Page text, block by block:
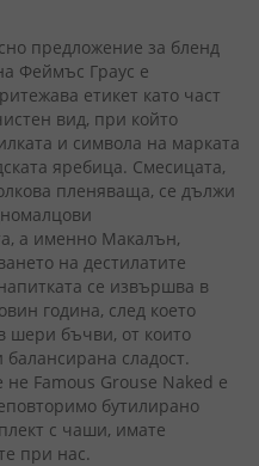
предложение за бленд
Феймъс Граус е
етикет като част
вид, при който
и символа на марката
яребица. Смесицата,
пленяваща, се дължи
а именно Макалън,
на дестилатите
се извършва в
година, след което
шери бъчви, от които
сладост.
Famous Grouse Naked е
бутилирано
с чаши, имате
при нас.